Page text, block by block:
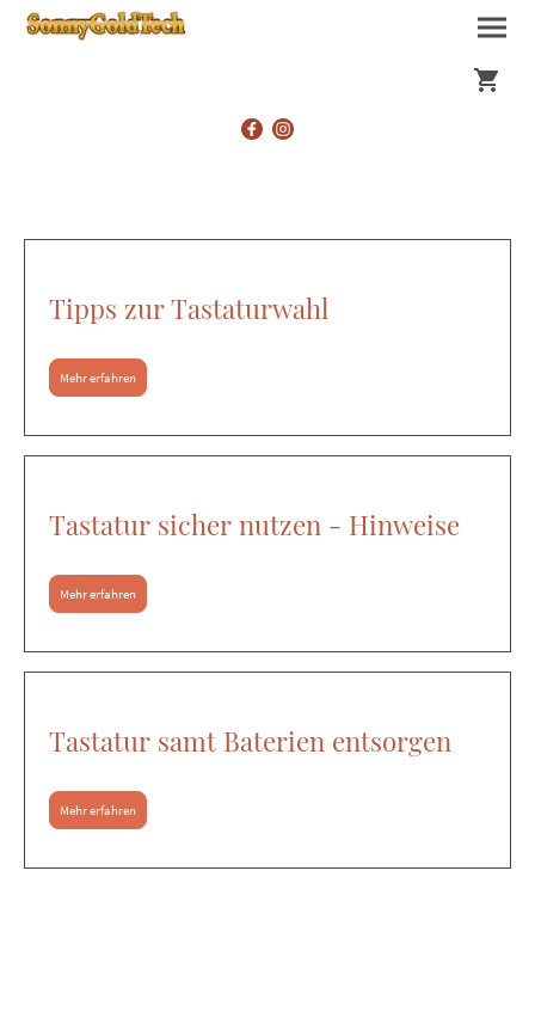
Tipps zur Tastaturwahl
Mehr erfahren
Tastatur sicher nutzen - Hinweise
Mehr erfahren
Tastatur samt Baterien entsorgen
Mehr erfahren